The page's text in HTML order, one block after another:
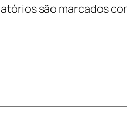
são marcados